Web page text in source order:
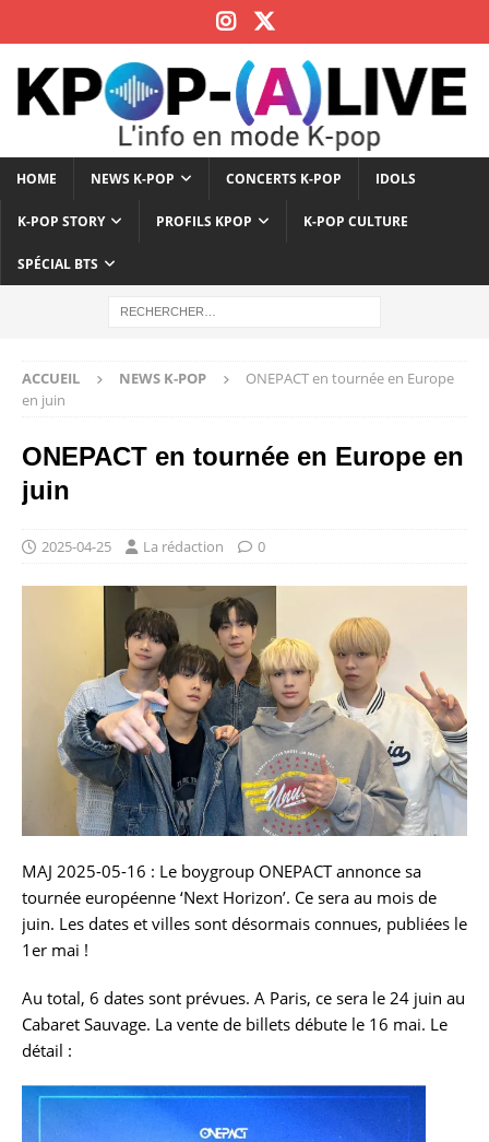
HOME NEWS K-POP CONCERTS K-POP IDOLS
K-POP STORY PROFILS KPOP K-POP CULTURE
SPÉCIAL BTS
ACCUEIL NEWS K-POP
ONEPACT en tournée en Europe
en juin
ONEPACT en tournée en Europe en
juin
2025-04-25 La rédaction 0
MAJ 2025-05-16 : Le boygroup ONEPACT annonce sa
tournée européenne ‘Next Horizon’. Ce sera au mois de
juin. Les dates et villes sont désormais connues, publiées le
1er mai !
Au total, 6 dates sont prévues. A Paris, ce sera le 24 juin au
Cabaret Sauvage. La vente de billets débute le 16 mai. Le
détail :